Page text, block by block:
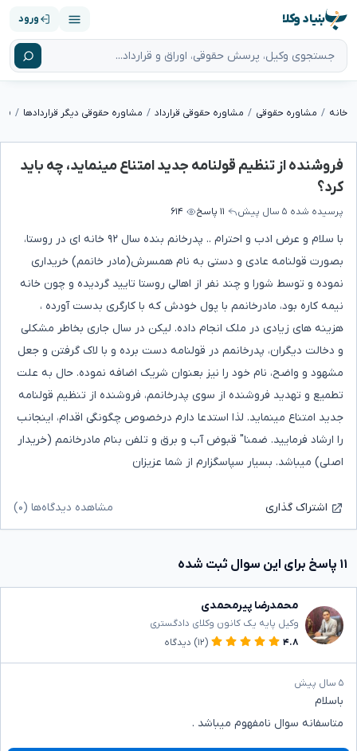
بنیاد وکلا ورود
خانه مشاوره حقوقی مشاوره حقوقی قرارداد مشاوره حقوقی دیگر قراردادها
فروشنده از تنظیم قولنامه جدید امتناع مینماید، چه باید
کرد؟
پرسیده شده ۵ سال پیش ۱۱ پاسخ ۶۱۴
با سلام و عرض ادب و احترام .. پدرخانم بنده سال ۹۲ خانه ای در روستا،
بصورت قولنامه عادی و دستی به نام همسرش(مادر خانمم) خریداری
نموده و توسط شورا و چند نفر از اهالی روستا تایید گردیده و چون خانه
نیمه کاره بود، مادرخانمم با پول خودش که با کارگری بدست آورده ،
هزینه های زیادی در ملک انجام داده. لیکن در سال جاری بخاطر مشکلی
و دخالت دیگران، پدرخانمم در قولنامه دست برده و با لاک گرفتن و جعل
مشهود و واضح، نام خود را نیز بعنوان شریک اضافه نموده. حال به علت
تطمیع و تهدید فروشنده از سوی پدرخانمم، فروشنده از تنظیم قولنامه
جدید امتناع مینماید. لذا استدعا دارم درخصوص چگونگی اقدام، اینجانب
را ارشاد فرمایید. ضمنا" قبوض آب و برق و تلفن بنام مادرخانمم (خریدار
اصلی) میباشد. بسیار سپاسگزارم از شما عزیزان
اشتراک گذاری مشاهده دیدگاه‌ها (۰)
۱۱ پاسخ برای این سوال ثبت شده
محمدرضا پیرمحمدی
وکیل پایه یک کانون وکلای دادگستری
۴.۸
(۱۲) دیدگاه
۵ سال پیش
باسلام
متاسفانه سوال نامفهوم میباشد .